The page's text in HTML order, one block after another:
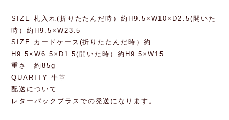
SIZE 札入れ(折りたたんだ時）約H9.5×W10×D2.5(開いた
時）約H9.5×W23.5
SIZE カードケース(折りたたんだ時）約
H9.5×W6.5×D1.5(開いた時）約H9.5×W15
重さ 約85g
QUARITY 牛革
配送について
レターパックプラスでの発送になります。